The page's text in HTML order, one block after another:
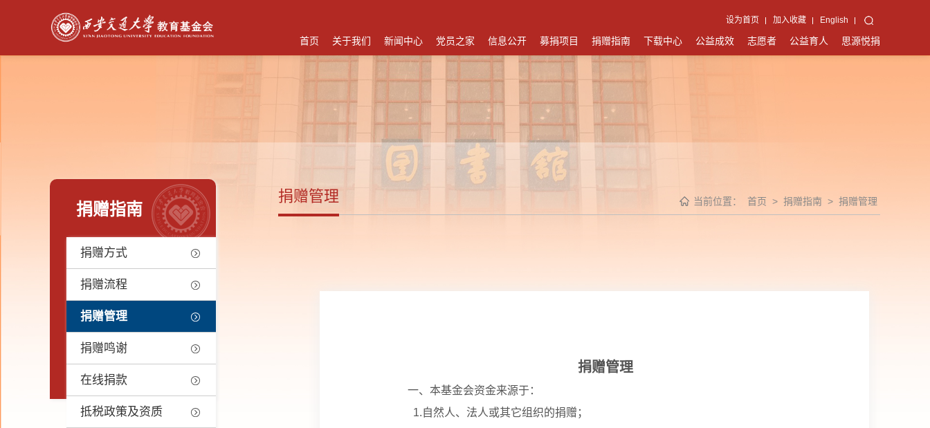
首页 关于我们 新闻中心 党员之家 信息公开 募捐项目 捐赠指南 下载中心 公益成效 志愿者 公益育人 思源悦捐
设为首页 加入收藏 English
捐赠指南
捐赠方式
捐赠流程
捐赠管理
捐赠鸣谢
在线捐款
抵税政策及资质
捐赠管理 当前位置： 首页 > 捐赠指南 > 捐赠管理
捐赠管理
一、本基金会资金来源于：
1.自然人、法人或其它组织的捐赠；